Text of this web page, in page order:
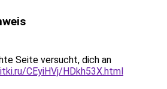
Seite versucht, dich an
CEyiHVj/HDkh53X.html